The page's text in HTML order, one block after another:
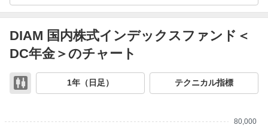
DIAM 国内株式インデックスファンド＜
DC年金＞のチャート
1年（日足） テクニカル指標
80,000